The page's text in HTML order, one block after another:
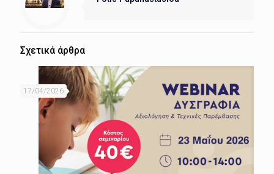
Σχετικά άρθρα
17/04/2026